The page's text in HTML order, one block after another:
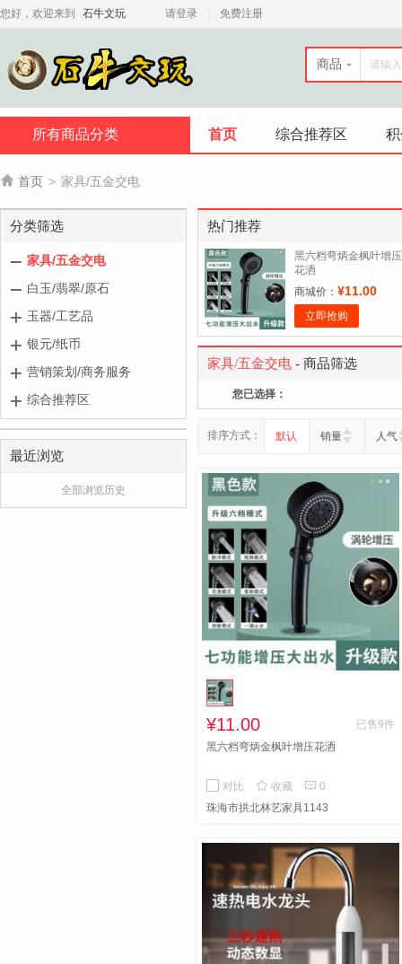
您好，欢迎来到 石牛文玩 请登录 免费注册
商品
所有商品分类 首页 综合推荐区
 首页 > 家具/五金交电
分类筛选
家具/五金交电
白玉/翡翠/原石
玉器/工艺品
银元/纸币
营销策划/商务服务
综合推荐区
最近浏览
全部浏览历史
热门推荐
黑六档弯炳金枫叶增压
花洒
商城价： ¥11.00
立即抢购
家具/五金交电 - 商品筛选
您已选择：
排序方式： 默认 销量 人气
¥11.00
已售9件
黑六档弯炳金枫叶增压花洒
对比  收藏  0
珠海市拱北林艺家具1143